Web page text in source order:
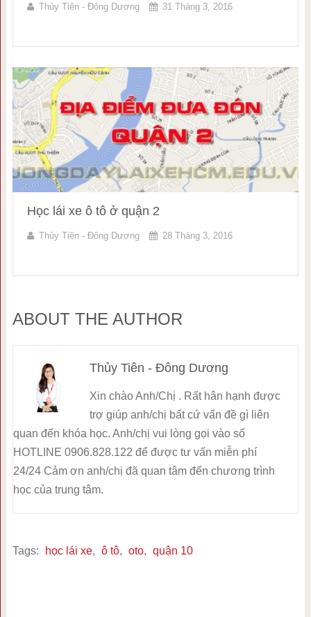
Thủy Tiên - Đông Dương 31 Tháng 3, 2016
Học lái xe ô tô ở quận 2
Thủy Tiên - Đông Dương 28 Tháng 3, 2016
ABOUT THE AUTHOR
Thủy Tiên - Đông Dương
Xin chào Anh/Chị . Rất hân hạnh được
trợ giúp anh/chị bất cứ vấn đề gì liên
quan đến khóa học. Anh/chị vui lòng gọi vào số
HOTLINE 0906.828.122 để được tư vấn miễn phí
24/24 Cảm ơn anh/chị đã quan tâm đến chương trình
học của trung tâm.
Tags: học lái xe, ô tô, oto, quận 10